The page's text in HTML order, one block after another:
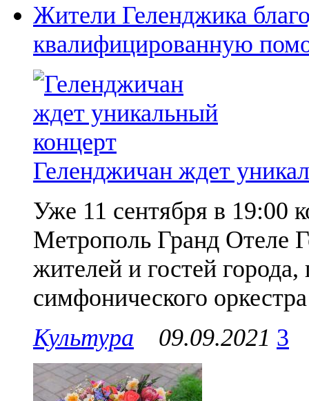
Жители Геленджика
квалифицированную
Геленджичан ждет
Уже 11 сентября в 19:00
Метрополь Гранд Отеле
жителей и гостей
симфонического
Культура
09.09.2021 3